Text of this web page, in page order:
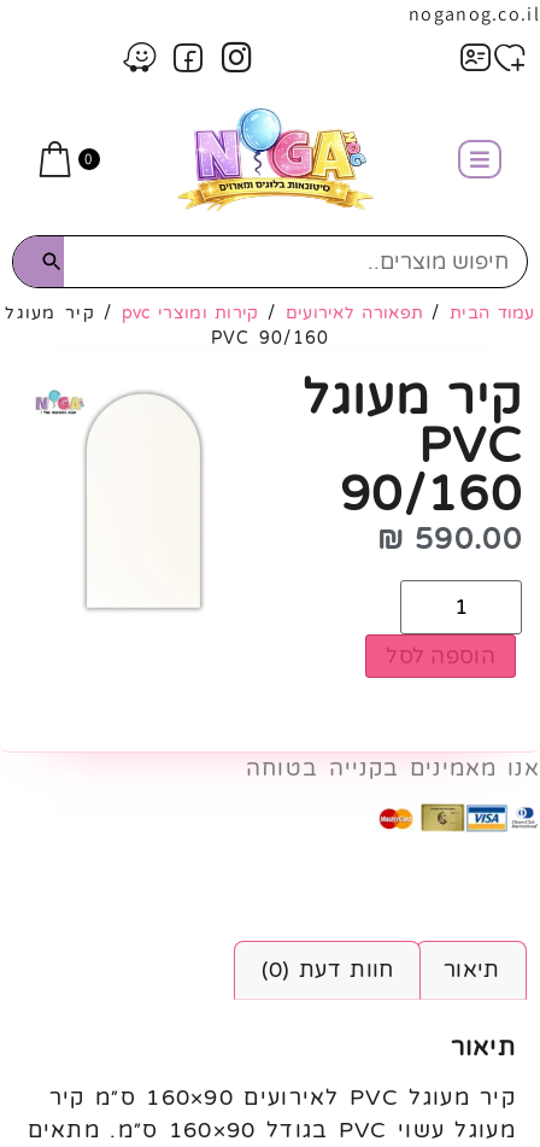
noganog.co.il
0
עמוד הבית/ תפאורה לאירועים / קירות ומוצרי pvc
/ קיר מעוגל
PVC 90/160
קיר מעוגל
PVC
90/160
590.00
₪
הוספה לסל
אנו מאמינים בקנייה בטוחה
תיאור חוות דעת (0)
תיאור
קיר מעוגל PVC לאירועים 90×160 ס״מ קיר
מעוגל עשוי PVC בגודל 90×160 ס״מ. מתאים